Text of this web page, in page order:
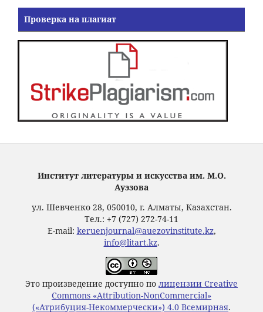
Проверка на плагиат
Институт литературы и искусства им. М.О.
Ауэзова
ул. Шевченко 28, 050010, г. Алматы, Казахстан.
Тел.: +7 (727) 272-74-11
E-mail: keruenjournal@auezovinstitute.kz,
info@litart.kz.
Это произведение доступно по лицензии Creative
Commons «Attribution-NonCommercial»
(«Атрибуция-Некоммерчески») 4.0 Всемирная.